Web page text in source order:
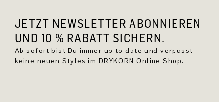
JETZT NEWSLETTER ABONNIEREN
UND 10 % RABATT SICHERN.
Ab sofort bist Du immer up to date und verpasst
keine neuen Styles im DRYKORN Online Shop.